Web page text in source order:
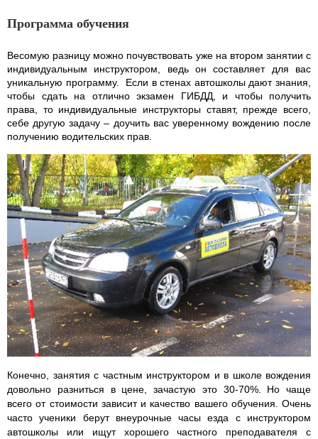
Программа обучения
Весомую разницу можно почувствовать уже на втором занятии с
индивидуальным инструктором, ведь он составляет для вас
уникальную программу. Если в стенах автошколы дают знания,
чтобы сдать на отлично экзамен ГИБДД, и чтобы получить
права, то индивидуальные инструкторы ставят, прежде всего,
себе другую задачу – доучить вас уверенному вождению после
получению водительских прав.
Конечно, занятия с частным инструктором и в школе вождения
довольно разниться в цене, зачастую это 30-70%. Но чаще
всего от стоимости зависит и качество вашего обучения. Очень
часто ученики берут внеурочные часы езда с инструктором
автошколы или ищут хорошего частного преподавателя с